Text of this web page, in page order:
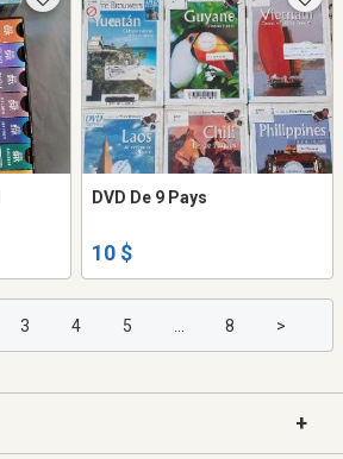
DVD De 9 Pays
10 $
3 4 5 8 >
+